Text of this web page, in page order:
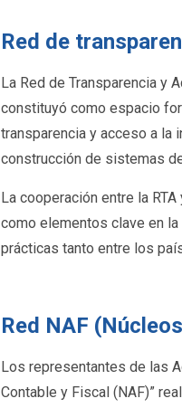
Red de
La Red de Transparencia y
constituyó como espacio
transparencia y acceso a la
construcción de sistemas
La cooperación entre la
como elementos clave en
prácticas tanto entre los
Red NAF
Los representantes de las
Contable y Fiscal (NAF)”